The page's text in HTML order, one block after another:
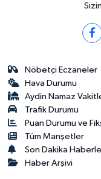
Nöbetçi Eczaneler
Hava Durumu
Aydin Namaz
Trafik Durumu
Puan Durumu ve
Tüm Manşetler
Son Dakika
Haber Arşivi